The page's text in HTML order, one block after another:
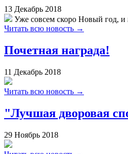
13 Декабрь 2018
Уже совсем скоро Новый год, и
Читать всю новость →
Почетная награда!
11 Декабрь 2018
Читать всю новость →
"Лучшая дворовая
29 Ноябрь 2018